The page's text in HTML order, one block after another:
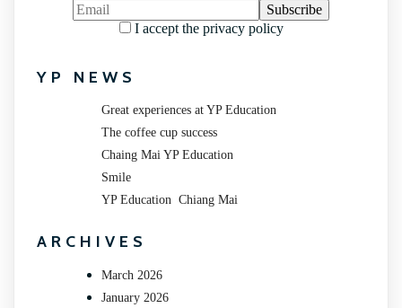
I accept the privacy policy
YP NEWS
Great experiences at YP Education
The coffee cup success
Chaing Mai YP Education
Smile
YP Education Chiang Mai
ARCHIVES
March 2026
January 2026